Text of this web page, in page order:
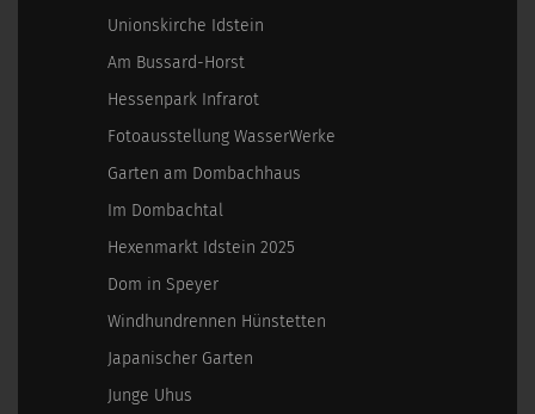
Unionskirche Idstein
Am Bussard-Horst
Hessenpark Infrarot
Fotoausstellung WasserWerke
Garten am Dombachhaus
Im Dombachtal
Hexenmarkt Idstein 2025
Dom in Speyer
Windhundrennen Hünstetten
Japanischer Garten
Junge Uhus